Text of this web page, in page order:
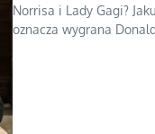
Norrisa i Lady Gagi?
oznacza wygrana